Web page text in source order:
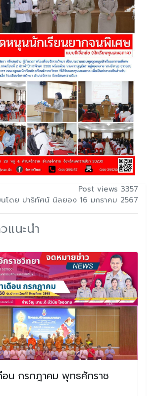
Post views 3357
นโดย ปาริทัศน์ นิลยอง 16 มกราคม 2567
แนะนำ
น กรกฎาคม พุทธศักราช